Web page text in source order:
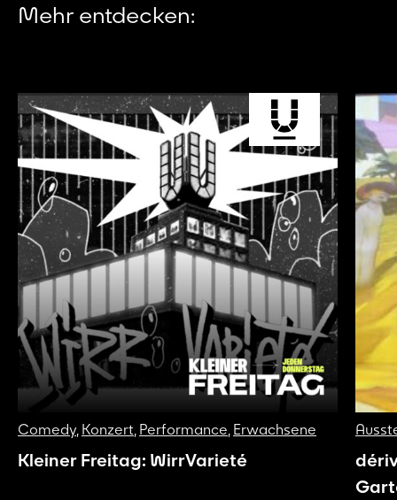
Mehr entdecken:
Comedy, Konzert, Performance, Erwachsene
Kleiner Freitag: WirrVarieté